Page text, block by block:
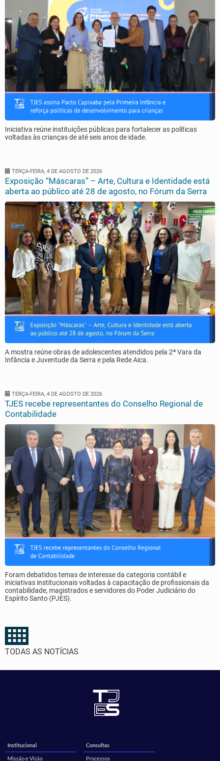
Iniciativa reúne instituições públicas para fortalecer as políticas
voltadas às crianças de até seis anos de idade.
TERÇA-FEIRA, 4 DE AGOSTO DE 2026
Exposição “Máscaras” – Arte, Cultura e Identidade está
aberta ao público até 28 de agosto, no Fórum da Serra
A mostra reúne obras de adolescentes atendidos pela 2ª Vara da
Infância e Juventude da Serra e pela Rede Aica.
TERÇA-FEIRA, 4 DE AGOSTO DE 2026
TJES recebe representantes do Conselho Regional de
Contabilidade
Foram debatidos temas de interesse da categoria contábil e
iniciativas institucionais voltadas à capacitação de profissionais da
contabilidade, magistrados e servidores do Poder Judiciário do
Espírito Santo (PJES).
TODAS AS NOTÍCIAS
Institucional
Missão e Visão
Consultas
Processos